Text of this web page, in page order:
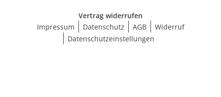
Vertrag widerrufen
Impressum
Datenschutz AGB
Widerruf
Datenschutzeinstellungen